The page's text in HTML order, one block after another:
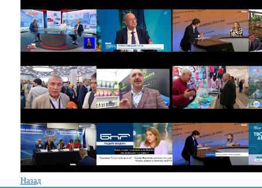
Назад